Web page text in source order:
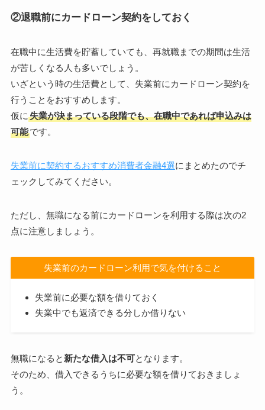
②退職前にカードローン契約をしておく
在職中に生活費を貯蓄していても、再就職までの期間は生活
が苦しくなる人も多いでしょう。
いざという時の生活費として、失業前にカードローン契約を
行うことをおすすめします。
仮に 失業が決まっている段階でも、在職中であれば申込みは
可能です。
失業前に契約するおすすめ消費者金融4選にまとめたのでチ
ェックしてみてください。
ただし、無職になる前にカードローンを利用する際は次の2
点に注意しましょう。
失業前のカードローン利用で気を付けること
失業前に必要な額を借りておく
失業中でも返済できる分しか借りない
無職になると 新たな借入は不可となります。
そのため、借入できるうちに必要な額を借りておきましょ
う。